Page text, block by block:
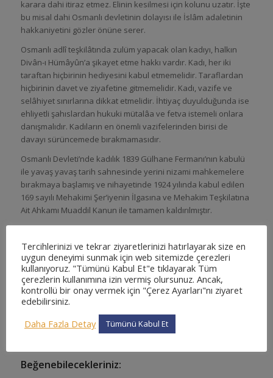
karara dahi itiraz etmez. Elinin kesilmesi için kolunu uzatır. İşte
bu misal dahi Osmanlı devletinin dolayısı ile İslâm adaletinin
hakkaniyetini gözler önüne serer.
Osmanlı adlî teşkilâtında zulüm yapacak olan kadıyı, halkın
Divân-ı Hümâyûn’a şikayet etme hakkı vardır. Kadı, her iki
taraftan hiçbirinin hediyesini kabul etmemelidir. Taraflardan
hiçbirinin davet ve ziyafetine gitmemelidir. Kadı, vazife ve
selâhiyet sınırlarına dikkat etmelidir. İhtiyaç duyulduğunda ise
ehliyetli şahıslardan hukuki mütalâa ve fetva istemeli onlara
danışmalıdır. Kadıların en önemli vazifelerinden birisi de
davayı sürüncemede bırakmamasıdır.
Osmanlı Devleti’nde kadılık 1839 Gülhane Fermanı’nın kabulü
ile yavaş yavaş tarih sahnesinde yerini nizami mahkemelere
bırakmaya başlamış ve nihayetinde 1924 yılında kabul edilen
169 sayılı Mehakimi Şer’iyenin İlgasına ve Mehakim Teşkilatına
Ait Ahkamı Muaddil Kanun ile tamamen kaldırılmıştır.
Bu gönderiyi paylaş
Beğenebilecekleriniz:
Tercihlerinizi ve tekrar ziyaretlerinizi hatırlayarak size en
uygun deneyimi sunmak için web sitemizde çerezleri
kullanıyoruz. "Tümünü Kabul Et"e tıklayarak Tüm
çerezlerin kullanımına izin vermiş olursunuz. Ancak,
kontrollü bir onay vermek için "Çerez Ayarları"nı ziyaret
edebilirsiniz.
Daha Fazla Detay
Tümünü Kabul Et